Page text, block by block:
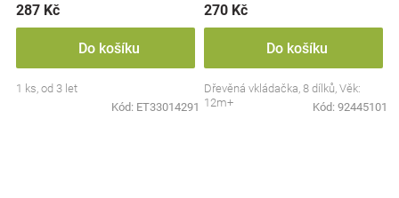
287 Kč
Do košíku
1 ks, od 3 let
Kód: ET33014291
270 Kč
Do košíku
Dřevěná vkládačka, 8 dílků, Věk:
12m+
Kód: 92445101